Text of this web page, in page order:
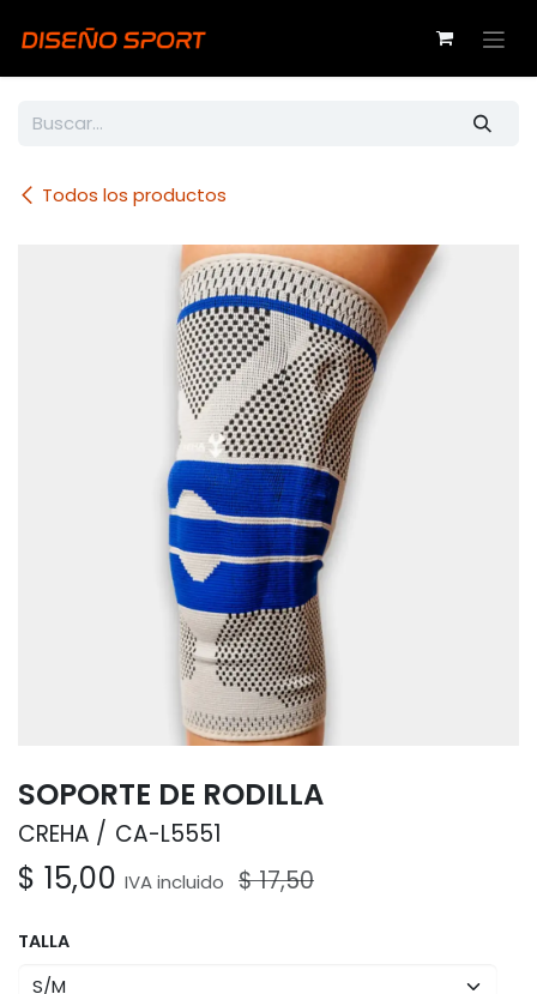
Todos los productos
SOPORTE DE RODILLA
CREHA CA-L5551
$ 15,00 IVA incluido $17,50
TALLA